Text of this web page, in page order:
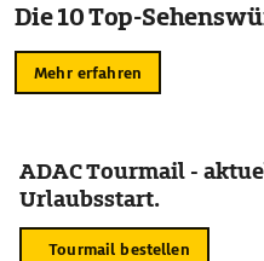
Die 10 Top-
Mehr erfahren
ADAC Tourmail -
Urlaubsstart.
Tourmail bestellen